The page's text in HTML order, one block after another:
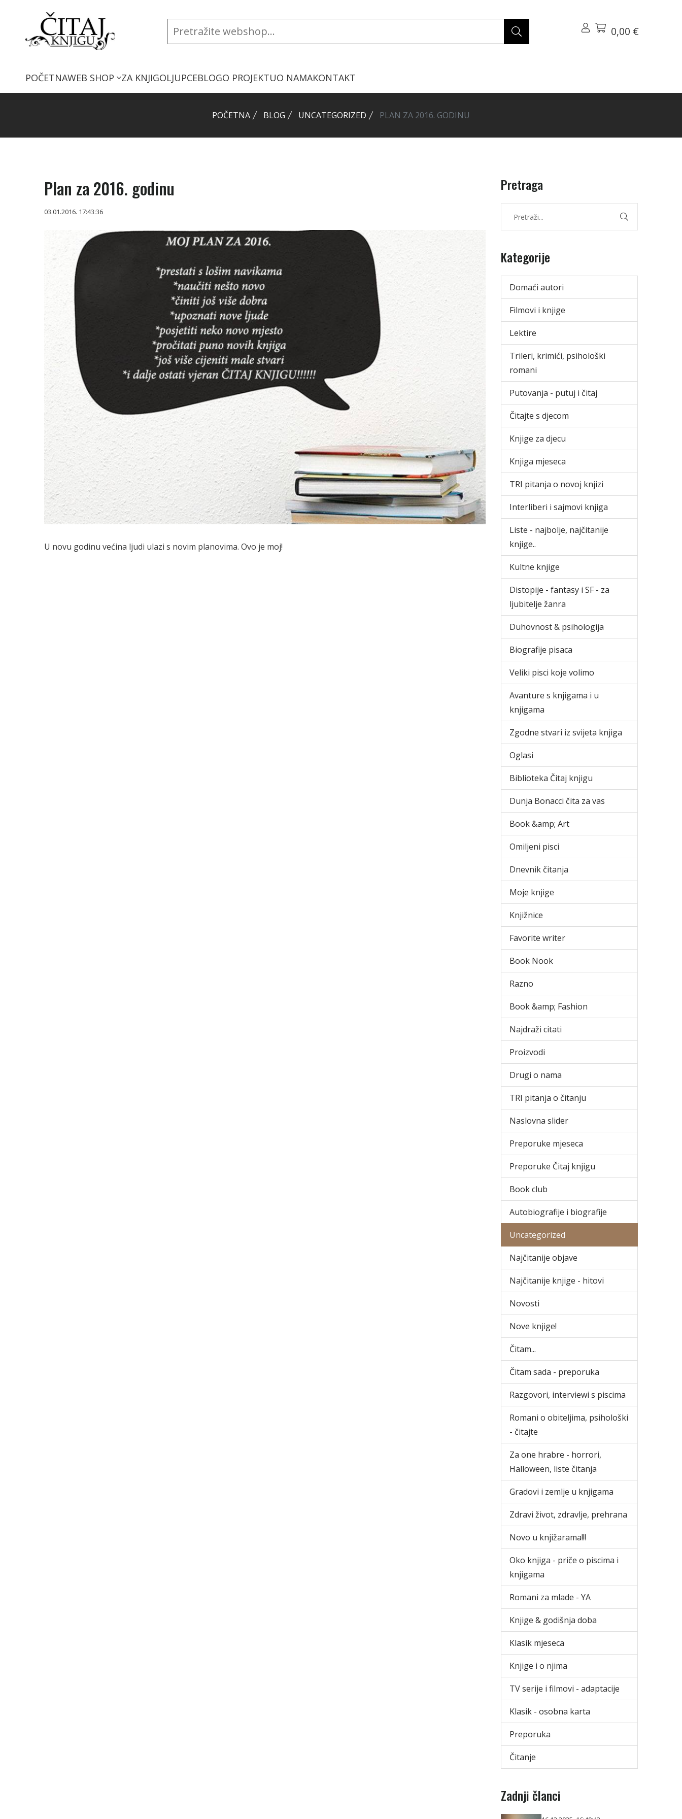
0,00 €
POČETNAWEB SHOP ZA KNJIGOLJUPCEBLOGO PROJEKTUO NAMAKONTAKT
POČETNA BLOG UNCATEGORIZED PLAN ZA 2016. GODINU
Plan za 2016. godinu
03.01.2016. 17:43:36
U novu godinu većina ljudi ulazi s novim planovima. Ovo je moj!
Pretraga
Kategorije
Domaći autori
Filmovi i knjige
Lektire
Trileri, krimići, psihološki
romani
Putovanja - putuj i čitaj
Čitajte s djecom
Knjige za djecu
Knjiga mjeseca
TRI pitanja o novoj knjizi
Interliberi i sajmovi knjiga
Liste - najbolje, najčitanije
knjige..
Kultne knjige
Distopije - fantasy i SF - za
ljubitelje žanra
Duhovnost & psihologija
Biografije pisaca
Veliki pisci koje volimo
Avanture s knjigama i u
knjigama
Zgodne stvari iz svijeta knjiga
Oglasi
Biblioteka Čitaj knjigu
Dunja Bonacci čita za vas
Book &amp; Art
Omiljeni pisci
Dnevnik čitanja
Moje knjige
Knjižnice
Favorite writer
Book Nook
Razno
Book &amp; Fashion
Najdraži citati
Proizvodi
Drugi o nama
TRI pitanja o čitanju
Naslovna slider
Preporuke mjeseca
Preporuke Čitaj knjigu
Book club
Autobiografije i biografije
Uncategorized
Najčitanije objave
Najčitanije knjige - hitovi
Novosti
Nove knjige!
Čitam...
Čitam sada - preporuka
Razgovori, interviewi s piscima
Romani o obiteljima, psihološki
- čitajte
Za one hrabre - horrori,
Halloween, liste čitanja
Gradovi i zemlje u knjigama
Zdravi život, zdravlje, prehrana
Novo u knjižarama!!!
Oko knjiga - priče o piscima i
knjigama
Romani za mlade - YA
Knjige & godišnja doba
Klasik mjeseca
Knjige i o njima
TV serije i filmovi - adaptacije
Klasik - osobna karta
Preporuka
Čitanje
Zadnji članci